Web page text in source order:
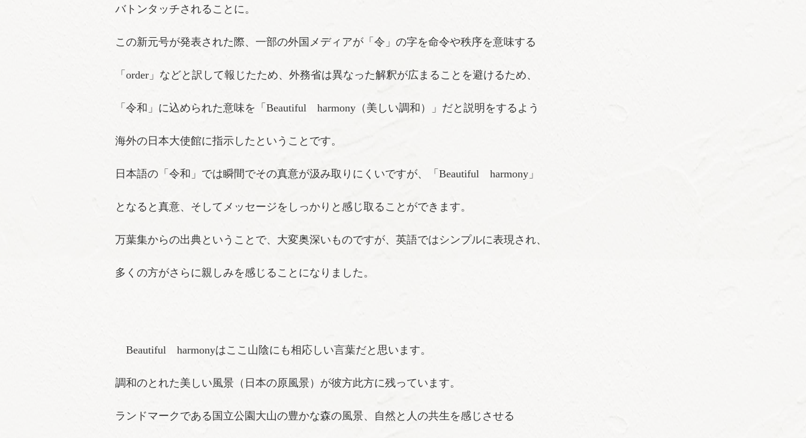
バトンタッチされることに。
この新元号が発表された際、一部の外国メディアが「令」の字を命令や秩序を意味する
「order」などと訳して報じたため、外務省は異なった解釈が広まることを避けるため、
「令和」に込められた意味を「 Beautiful harmony （美しい調和）」だと説明をするよう
海外の日本大使館に指示したということです。
日本語の「令和」では瞬間でその真意が汲み取りにくいですが、「Beautiful harmony」
となると真意、そしてメッセージをしっかりと感じ取ることができます。
万葉集からの出典ということで、大変奥深いものですが、英語ではシンプルに表現され、
多くの方がさらに親しみを感じることになりました。
Beautiful harmonyはここ山陰にも相応しい言葉だと思います。
調和のとれた美しい風景（日本の原風景）が彼方此方に残っています。
ランドマークである国立公園大山の豊かな森の風景、自然と人の共生を感じさせる